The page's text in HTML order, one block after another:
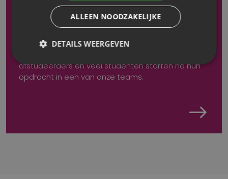
Studeer jij Informatica op HBO niveau en ben je op
zoek naar een bedrijf waar je je studie succesvol
geef je loopbaan een kick-start! We hebben al 25
afstudeerders en veel studenten starten na hun
opdracht in een van onze teams.
ALLEEN NOODZAKELIJKE
DETAILS WEERGEVEN